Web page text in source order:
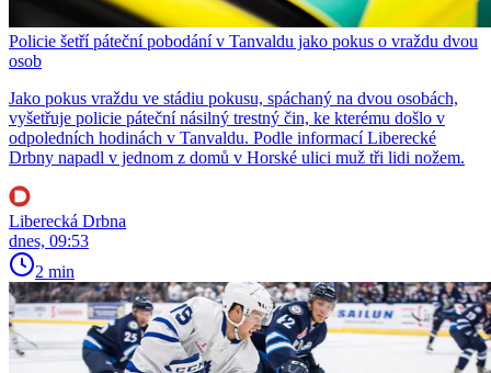
Policie šetří páteční pobodání v Tanvaldu jako pokus o vraždu dvou
osob
Jako pokus vraždu ve stádiu pokusu, spáchaný na dvou osobách,
vyšetřuje policie páteční násilný trestný čin, ke kterému došlo v
odpoledních hodinách v Tanvaldu. Podle informací Liberecké
Drbny napadl v jednom z domů v Horské ulici muž tři lidi nožem.
Liberecká Drbna
dnes, 09:53
2 min